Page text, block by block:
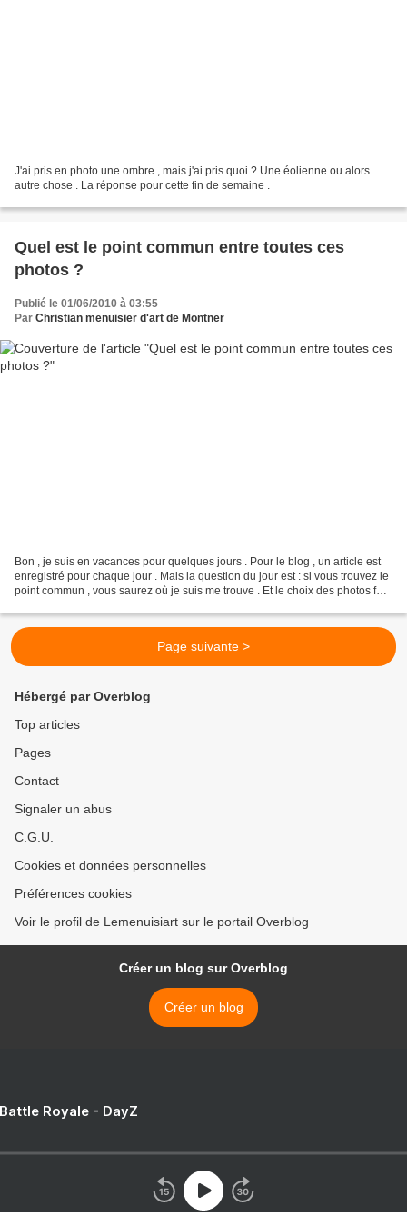
J'ai pris en photo une ombre , mais j'ai pris quoi ? Une éolienne ou alors
autre chose . La réponse pour cette fin de semaine .
Quel est le point commun entre toutes ces
photos ?
Publié le 01/06/2010 à 03:55
Par Christian menuisier d'art de Montner
Bon , je suis en vacances pour quelques jours . Pour le blog , un article est
enregistré pour chaque jour . Mais la question du jour est : si vous trouvez le
point commun , vous saurez où je suis me trouve . Et le choix des photos fut
Page suivante >
Hébergé par Overblog
Top articles
Pages
Contact
Signaler un abus
C.G.U.
Cookies et données personnelles
Préférences cookies
Voir le profil de Lemenuisiart sur le portail Overblog
Créer un blog sur Overblog
Créer un blog
Royale - DayZ